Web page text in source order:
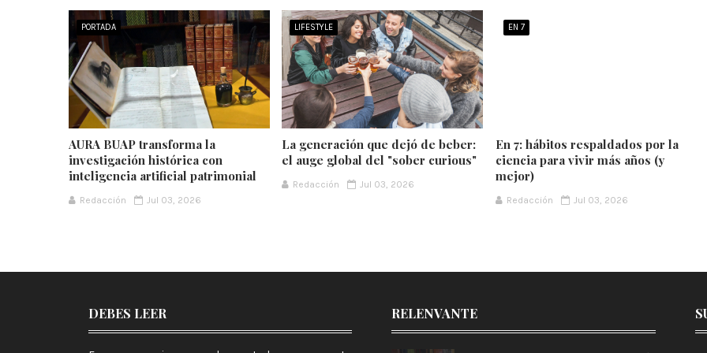
PORTADA
AURA BUAP transforma la
investigación histórica con
inteligencia artificial patrimonial
Redacción Jul 03, 2026
LIFESTYLE
La generación que dejó de beber:
el auge global del "sober curious"
Redacción Jul 03, 2026
EN 7
En 7: hábitos respaldados por la
ciencia para vivir más años (y
mejor)
Redacción Jul 03, 2026
DEBES LEER RELENVANTE